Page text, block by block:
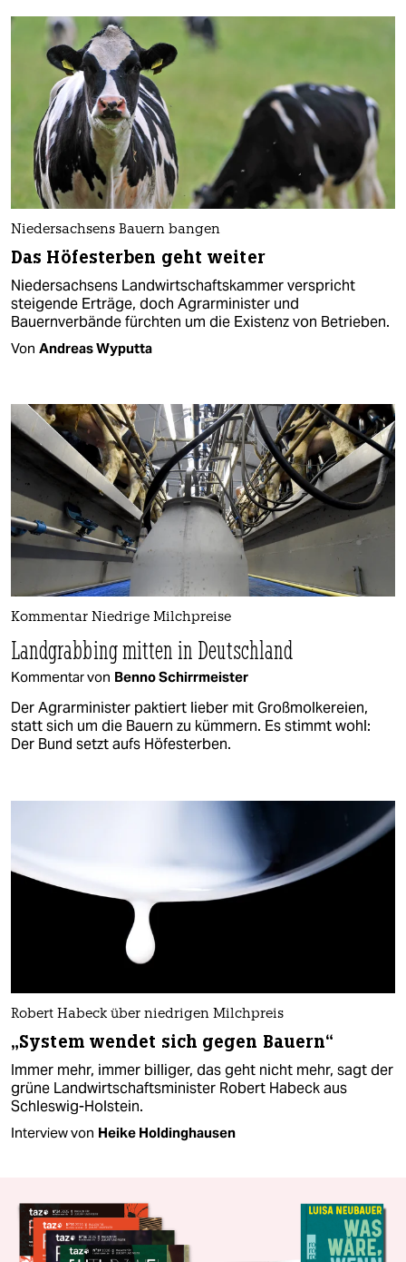
Niedersachsens Bauern bangen
Das Höfesterben geht weiter
Niedersachsens Landwirtschaftskammer verspricht
steigende Erträge, doch Agrarminister und
Bauernverbände fürchten um die Existenz von Betrieben.
Von Andreas Wyputta
Kommentar Niedrige Milchpreise
Landgrabbing mitten in Deutschland
Kommentar von Benno Schirrmeister
Der Agrarminister paktiert lieber mit Großmolkereien,
statt sich um die Bauern zu kümmern. Es stimmt wohl:
Der Bund setzt aufs Höfesterben.
Robert Habeck über niedrigen Milchpreis
„System wendet sich gegen Bauern“
Immer mehr, immer billiger, das geht nicht mehr, sagt der
grüne Landwirtschaftsminister Robert Habeck aus
Schleswig-Holstein.
Interview von Heike Holdinghausen